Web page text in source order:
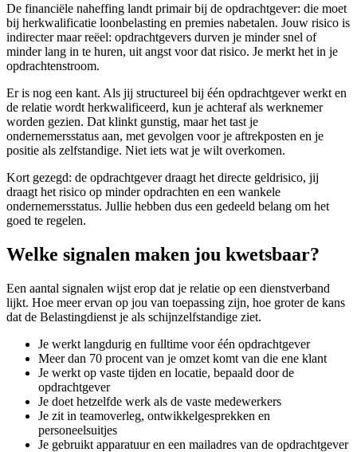
De financiële naheffing landt primair bij de opdrachtgever: die moet
bij herkwalificatie loonbelasting en premies nabetalen. Jouw risico is
indirecter maar reëel: opdrachtgevers durven je minder snel of
minder lang in te huren, uit angst voor dat risico. Je merkt het in je
opdrachtenstroom.
Er is nog een kant. Als jij structureel bij één opdrachtgever werkt en
de relatie wordt herkwalificeerd, kun je achteraf als werknemer
worden gezien. Dat klinkt gunstig, maar het tast je
ondernemersstatus aan, met gevolgen voor je aftrekposten en je
positie als zelfstandige. Niet iets wat je wilt overkomen.
Kort gezegd: de opdrachtgever draagt het directe geldrisico, jij
draagt het risico op minder opdrachten en een wankele
ondernemersstatus. Jullie hebben dus een gedeeld belang om het
goed te regelen.
Welke signalen maken jou kwetsbaar?
Een aantal signalen wijst erop dat je relatie op een dienstverband
lijkt. Hoe meer ervan op jou van toepassing zijn, hoe groter de kans
dat de Belastingdienst je als schijnzelfstandige ziet.
Je werkt langdurig en fulltime voor één opdrachtgever
Meer dan 70 procent van je omzet komt van die ene klant
Je werkt op vaste tijden en locatie, bepaald door de
opdrachtgever
Je doet hetzelfde werk als de vaste medewerkers
Je zit in teamoverleg, ontwikkelgesprekken en
personeelsuitjes
Je gebruikt apparatuur en een mailadres van de opdrachtgever